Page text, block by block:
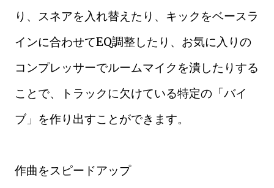
り、スネアを入れ替えたり、キックをベースラ
インに合わせてEQ調整したり、お気に入りの
コンプレッサーでルームマイクを潰したりする
ことで、トラックに欠けている特定の「バイ
ブ」を作り出すことができます。
作曲をスピードアップ